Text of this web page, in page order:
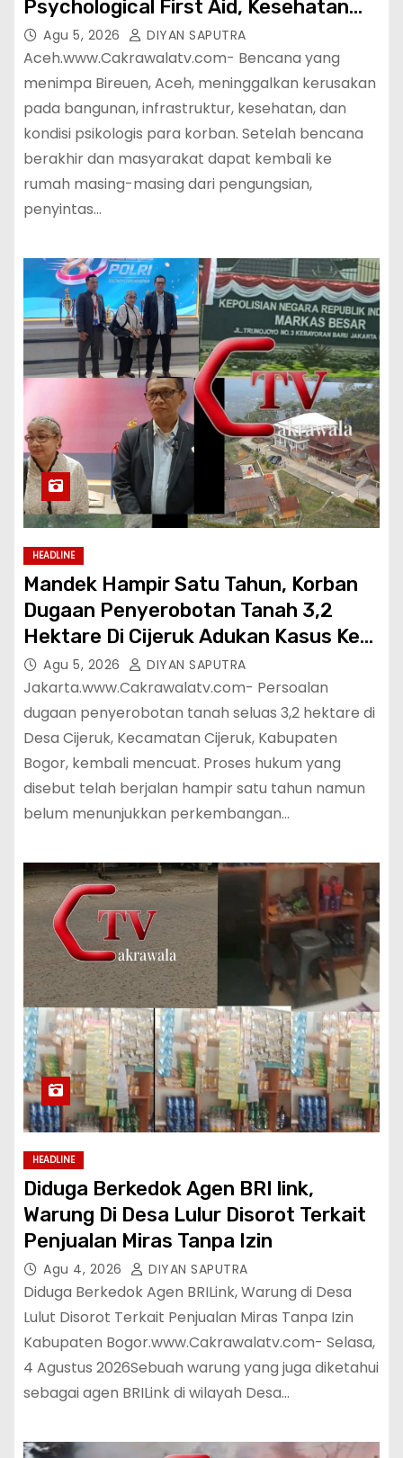
Psychological First Aid, Kesehatan
Dan Teknologi Digital Di Bireun Aceh
Agu 5, 2026 DIYAN SAPUTRA
Aceh.www.Cakrawalatv.com- Bencana yang
menimpa Bireuen, Aceh, meninggalkan kerusakan
pada bangunan, infrastruktur, kesehatan, dan
kondisi psikologis para korban. Setelah bencana
berakhir dan masyarakat dapat kembali ke
rumah masing-masing dari pengungsian,
penyintas…
HEADLINE
Mandek Hampir Satu Tahun, Korban
Dugaan Penyerobotan Tanah 3,2
Hektare Di Cijeruk Adukan Kasus Ke
Mabes Polri
Agu 5, 2026 DIYAN SAPUTRA
Jakarta.www.Cakrawalatv.com- Persoalan
dugaan penyerobotan tanah seluas 3,2 hektare di
Desa Cijeruk, Kecamatan Cijeruk, Kabupaten
Bogor, kembali mencuat. Proses hukum yang
disebut telah berjalan hampir satu tahun namun
belum menunjukkan perkembangan…
HEADLINE
Diduga Berkedok Agen BRI link,
Warung Di Desa Lulur Disorot Terkait
Penjualan Miras Tanpa Izin
Agu 4, 2026 DIYAN SAPUTRA
Diduga Berkedok Agen BRILink, Warung di Desa
Lulut Disorot Terkait Penjualan Miras Tanpa Izin
Kabupaten Bogor.www.Cakrawalatv.com- Selasa,
4 Agustus 2026Sebuah warung yang juga diketahui
sebagai agen BRILink di wilayah Desa…